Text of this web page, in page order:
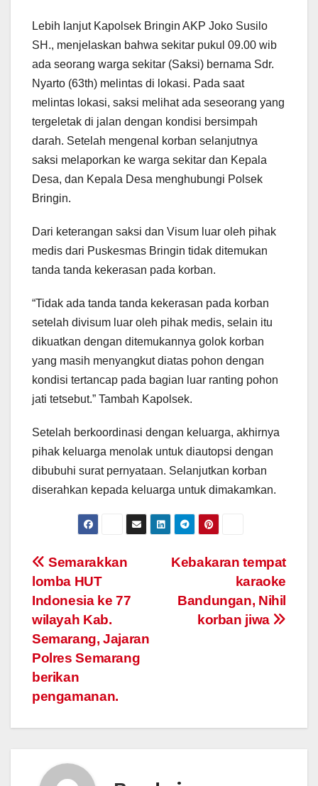
Lebih lanjut Kapolsek Bringin AKP Joko Susilo
SH., menjelaskan bahwa sekitar pukul 09.00 wib
ada seorang warga sekitar (Saksi) bernama Sdr.
Nyarto (63th) melintas di lokasi. Pada saat
melintas lokasi, saksi melihat ada seseorang yang
tergeletak di jalan dengan kondisi bersimpah
darah. Setelah mengenal korban selanjutnya
saksi melaporkan ke warga sekitar dan Kepala
Desa, dan Kepala Desa menghubungi Polsek
Bringin.
Dari keterangan saksi dan Visum luar oleh pihak
medis dari Puskesmas Bringin tidak ditemukan
tanda tanda kekerasan pada korban.
“Tidak ada tanda tanda kekerasan pada korban
setelah divisum luar oleh pihak medis, selain itu
dikuatkan dengan ditemukannya golok korban
yang masih menyangkut diatas pohon dengan
kondisi tertancap pada bagian luar ranting pohon
jati tetsebut.” Tambah Kapolsek.
Setelah berkoordinasi dengan keluarga, akhirnya
pihak keluarga menolak untuk diautopsi dengan
dibubuhi surat pernyataan. Selanjutkan korban
diserahkan kepada keluarga untuk dimakamkan.
Post
navigation
Kebakaran tempat
karaoke
Bandungan, Nihil
korban jiwa
Semarakkan
lomba HUT
Indonesia ke 77
wilayah Kab.
Semarang, Jajaran
Polres Semarang
berikan
pengamanan.